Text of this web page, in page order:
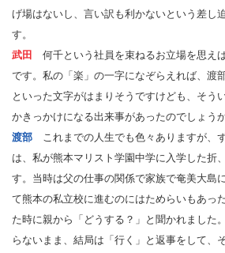
げ場はないし、言い訳も利かないという差し
す。
武田
何千という社員を束ねるお立場を思え
です。私の「楽」の一字になぞらえれば、渡
といった文字がはまりそうですけども、そう
かきっかけになる出来事があったのでしょうか
渡部 これまでの人生でも色々ありますが、
は、私が熊本マリスト学園中学に入学した折
す。当時は父の仕事の関係で家族で奄美大島
て熊本の私立校に進むのにはためらいもあっ
た時に親から「どうする？」と聞かれました
らないまま、結局は「行く」と返事をして、